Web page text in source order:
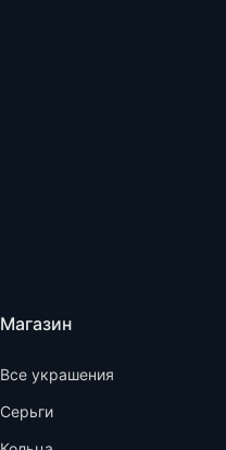
Магазин
Все украшения
Серьги